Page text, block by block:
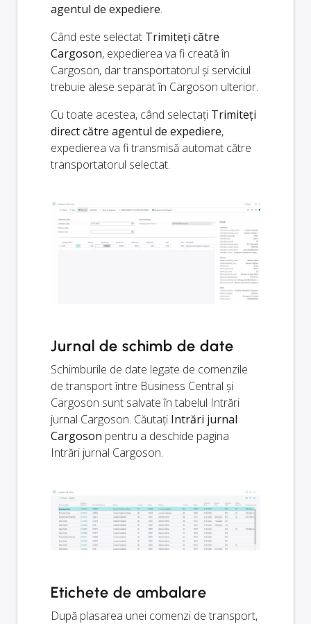
agentul de expediere.
Când este selectat Trimiteți către
Cargoson, expedierea va fi creată în
Cargoson, dar transportatorul și serviciul
trebuie alese separat în Cargoson ulterior.
Cu toate acestea, când selectați Trimiteți
direct către agentul de expediere,
expedierea va fi transmisă automat către
transportatorul selectat.
Jurnal de schimb de date
Schimburile de date legate de comenzile
de transport între Business Central și
Cargoson sunt salvate în tabelul Intrări
jurnal Cargoson. Căutați Intrări jurnal
Cargoson pentru a deschide pagina
Intrări jurnal Cargoson.
Etichete de ambalare
După plasarea unei comenzi de transport,